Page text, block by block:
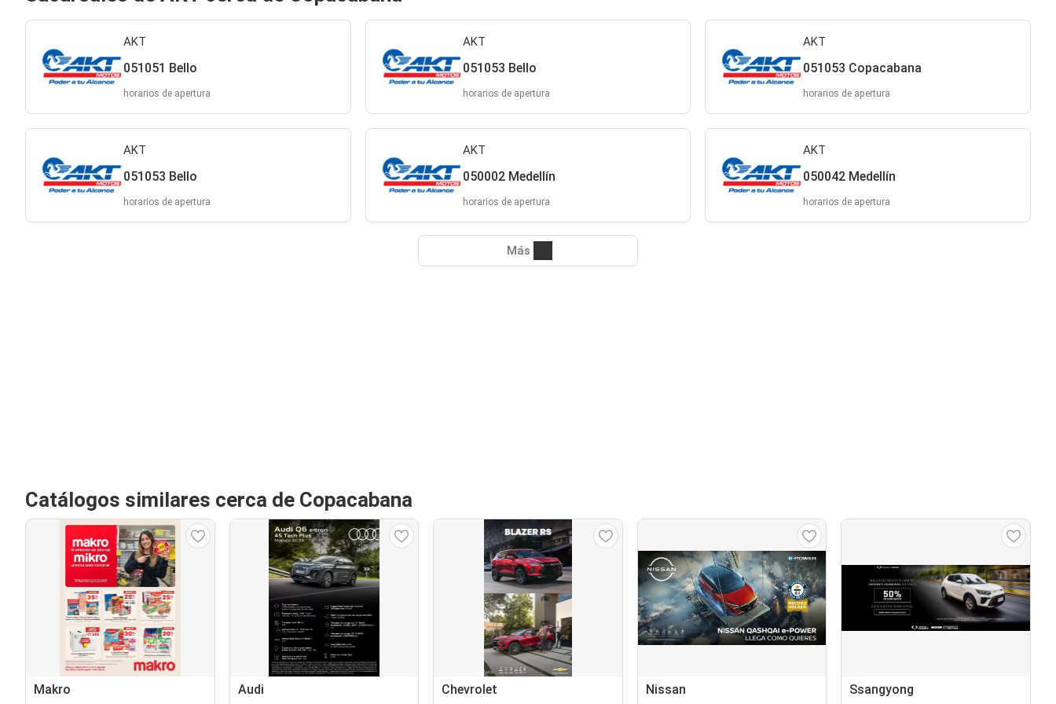
AKT
051051 Bello
horarios de apertura
AKT
051053 Bello
horarios de apertura
AKT
051053 Copacabana
horarios de apertura
AKT
051053 Bello
horarios de apertura
AKT
050002 Medellín
horarios de apertura
AKT
050042 Medellín
horarios de apertura
Más
Catálogos similares cerca de Copacabana
Makro Audi Chevrolet Nissan Ssangyong